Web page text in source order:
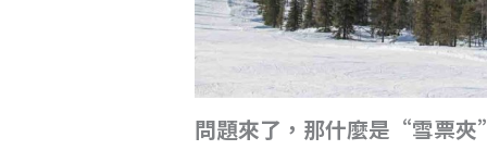
問題來了，那什麼是“雪票